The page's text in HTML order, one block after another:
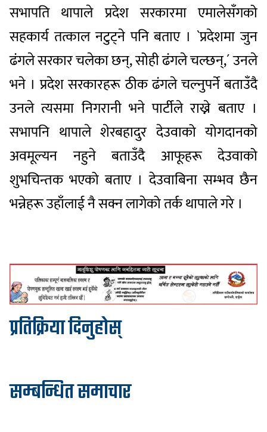
सभापति थापाले प्रदेश सरकारमा एमालेसँगको
सहकार्य तत्काल नटुट्ने पनि बताए । `प्रदेशमा जुन
ढंगले सरकार चलेका छन्, सोही ढंगले चल्छन्,´ उनले
भने । प्रदेश सरकारहरू ठीक ढंगले चल्नुपर्ने बताउँदै
उनले त्यसमा निगरानी भने पार्टीले राख्ने बताए ।
सभापनि थापाले शेरबहादुर देउवाको योगदानको
अवमूल्यन नहुने बताउँदै आफूहरू देउवाको
शुभचिन्तक भएको बताए । देउवाबिना सम्भव छैन
भन्नेहरू उहाँलाई नै सक्न लागेको तर्क थापाले गरे ।
प्रतिक्रिया दिनुहोस्
सम्बन्धित समाचार